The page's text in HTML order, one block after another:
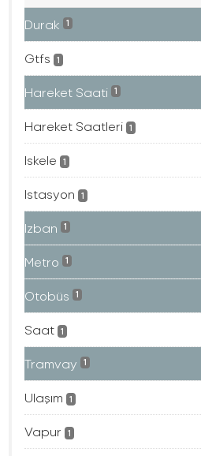
Durak 1
Gtfs 1
Hareket Saati 1
Hareket Saatleri 1
Iskele 1
Istasyon 1
Izban 1
Metro 1
Otobüs 1
Saat 1
Tramvay 1
Ulaşım 1
Vapur 1